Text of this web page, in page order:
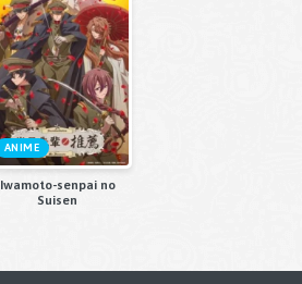
ANIME
Iwamoto-senpai no
Suisen